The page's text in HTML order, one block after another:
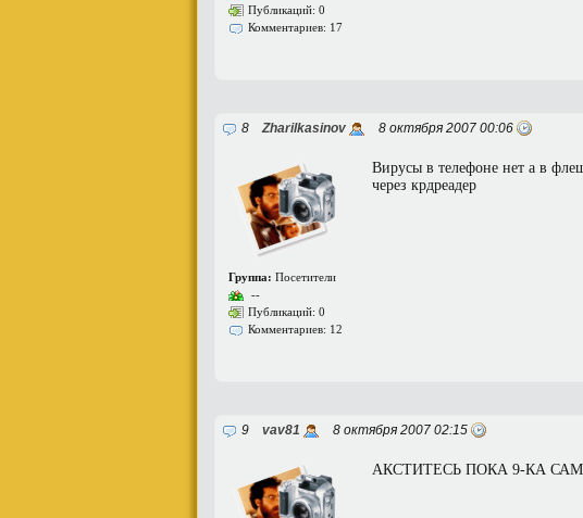
Публикаций: 0
Комментариев: 17
8 Zharilkasinov 8 октября 2007 00:06
Группа: Посетители
--
Публикаций: 0
Комментариев: 12
Вирусы в телефоне нет а в
через крдреадер
9 vav81 8 октября 2007 02:15
АКСТИТЕСЬ ПОКА 9-КА